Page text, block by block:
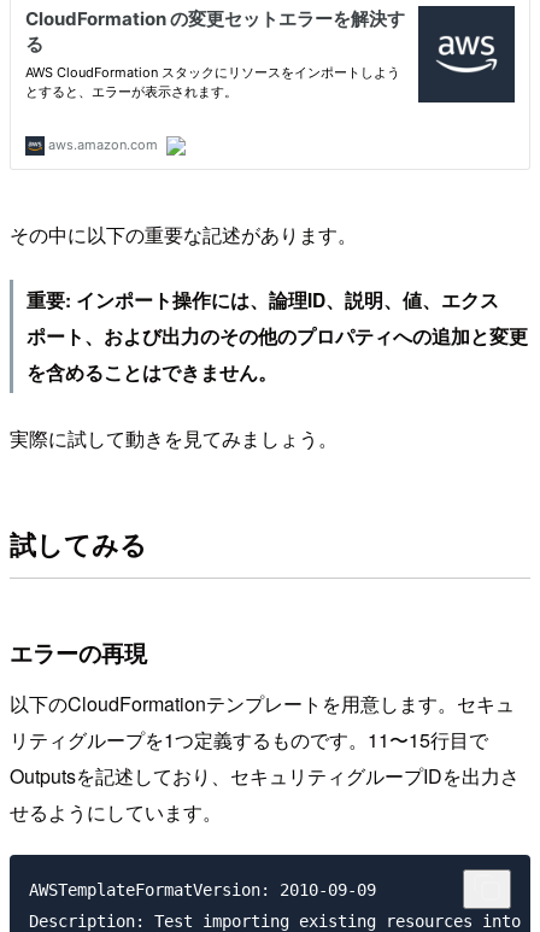
その中に以下の重要な記述があります。
重要: インポート操作には、論理ID、説明、値、エクス
ポート、および出力のその他のプロパティへの追加と変更
を含めることはできません。
実際に試して動きを見てみましょう。
試してみる
エラーの再現
以下のCloudFormationテンプレートを用意します。セキュ
リティグループを1つ定義するものです。11〜15行目で
Outputsを記述しており、セキュリティグループIDを出力さ
せるようにしています。
AWSTemplateFormatVersion: 2010-09-09
Description: Test importing existing resources into